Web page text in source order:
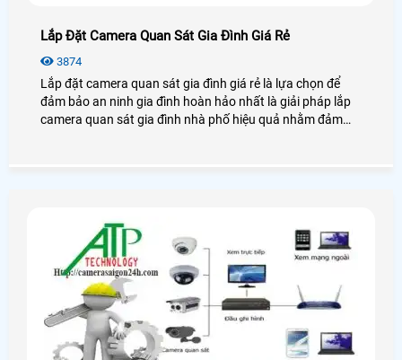
Lắp Đặt Camera Quan Sát Gia Đình Giá Rẻ
3874
Lắp đặt camera quan sát gia đình giá rẻ là lựa chọn để
đảm bảo an ninh gia đình hoàn hảo nhất là giải pháp lắp
camera quan sát gia đình nhà phố hiệu quả nhằm đảm